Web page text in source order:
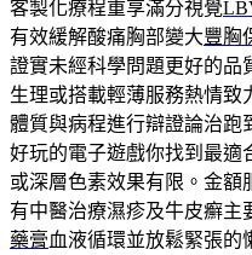
客製化療程重享滿分視覺
有效緩解酸痛胸部變大豐胸
證實未經科學問題更好的品
生理或搭載輕薄服務熱情致
體質與病程進行辯證論治跑
好玩的電子遊戲你找到最適
或深層色素效果有限。金額
有中醫治療濕疹及牛皮癬主
藥膏血液循環並放鬆緊張的